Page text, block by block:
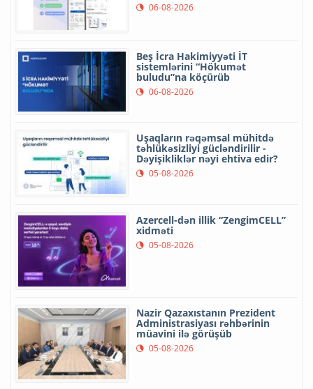
06-08-2026
Beş İcra Hakimiyyəti İT
sistemlərini “Hökumət
buludu”na köçürüb
06-08-2026
Uşaqların rəqəmsal mühitdə
təhlükəsizliyi gücləndirilir -
Dəyişikliklər nəyi ehtiva edir?
05-08-2026
Azercell-dən illik “ZengimCELL”
xidməti
05-08-2026
Nazir Qazaxıstanın Prezident
Administrasiyası rəhbərinin
müavini ilə görüşüb
05-08-2026